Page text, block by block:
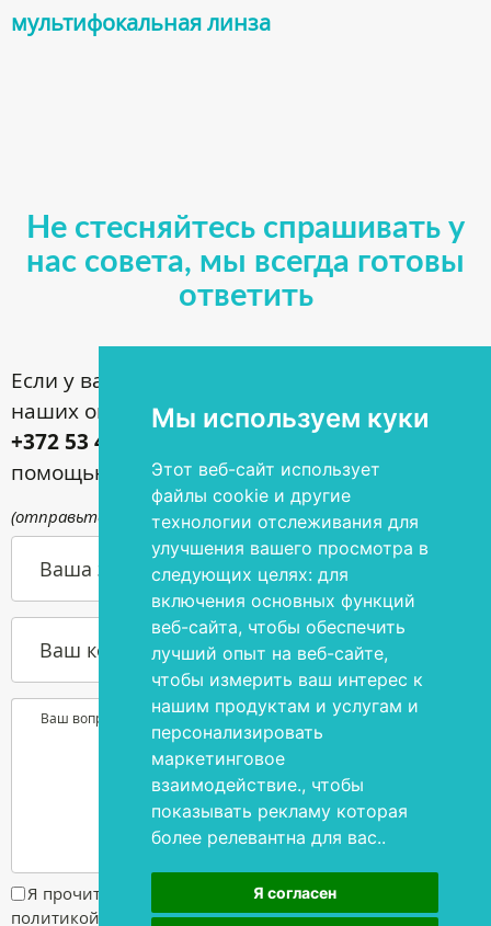
Мы используем куки
Этот веб-сайт использует
файлы cookie и другие
технологии отслеживания для
улучшения вашего просмотра в
следующих целях: для
включения основных функций
веб-сайта, чтобы обеспечить
лучший опыт на веб-сайте,
чтобы измерить ваш интерес к
нашим продуктам и услугам и
персонализировать
маркетинговое
взаимодействие., чтобы
показывать рекламу которая
более релевантна для вас..
Я согласен
мультифокальная линза
Не стесняйтесь спрашивать у
нас совета, мы всегда готовы
ответить
Если у вас имеются вопросы по поводу
наших операций, звоните по номеру
+372 53 44 35 33
или задавайте их с
помощью контактной формы
(отправьте письмо по адресуinfo@silmakirurgia.ee)
Ваша э-почта
Ваш контактный номер телефона
Ваш вопрос или желание
Я прочитал и согласен с
условиями пользования и
политикой конфиденциальности